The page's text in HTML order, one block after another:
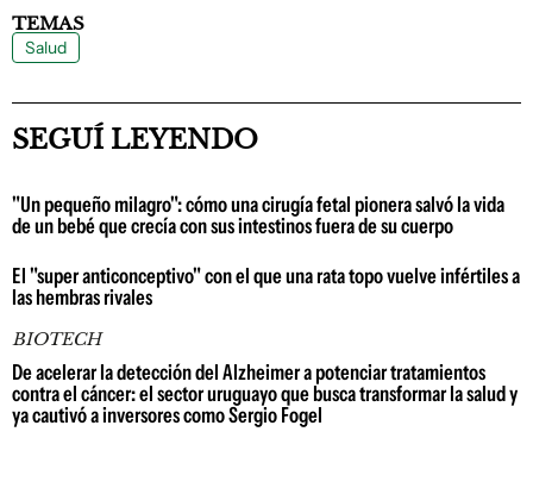
TEMAS
Salud
SEGUÍ LEYENDO
"Un pequeño milagro": cómo una cirugía fetal pionera salvó la vida
de un bebé que crecía con sus intestinos fuera de su cuerpo
El "super anticonceptivo" con el que una rata topo vuelve infértiles a
las hembras rivales
BIOTECH
De acelerar la detección del Alzheimer a potenciar tratamientos
contra el cáncer: el sector uruguayo que busca transformar la salud y
ya cautivó a inversores como Sergio Fogel